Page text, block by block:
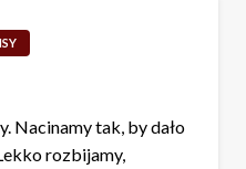
Nacinamy tak, by dało
rozbijamy,